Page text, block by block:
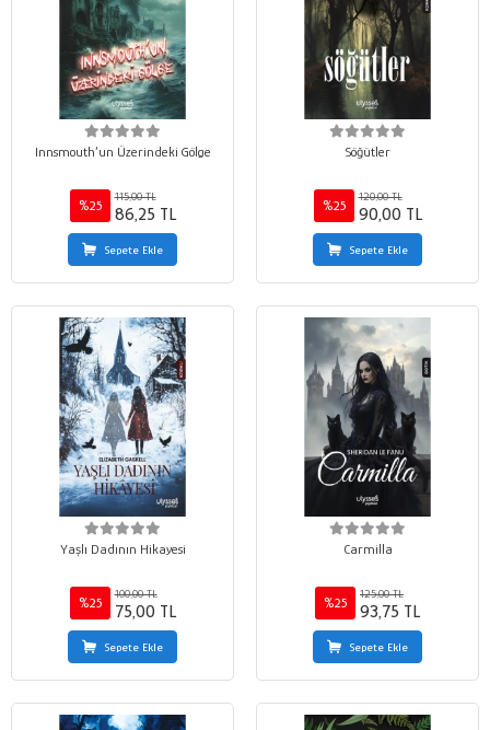
Innsmouth’un Üzerindeki Gölge
%25
115,00 TL
86,25 TL
Sepete Ekle
Söğütler
%25
120,00 TL
90,00 TL
Sepete Ekle
Yaşlı Dadının Hikayesi
%25
100,00 TL
75,00 TL
Sepete Ekle
Carmilla
%25
125,00 TL
93,75 TL
Sepete Ekle